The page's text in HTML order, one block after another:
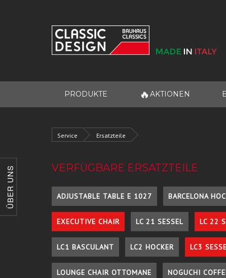
ÜBER UNS
PRODUKTE 🔥 AKTIONEN
Service Ersatzteile
VERFÜGBARE ERSATZTEILE
ADJUSTABLE TABLE E 1027 BARCELONA
EXECUTIVE CHAIR LC 21 SESSEL LC 22
LC1 BASCULANT LC2 HOCKER LC3
LOUNGE CHAIR OTTOMANE NOGUCHI